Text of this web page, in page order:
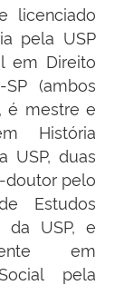
licenciado
pela USP
em Direito
(ambos
é mestre e
História
USP, duas
doutor pelo
Estudos
da USP, e
em
pela